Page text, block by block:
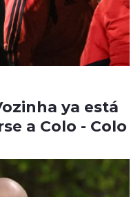
ya está
a Colo - Colo